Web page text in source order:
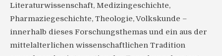
Literaturwissenschaft, Medizingeschichte,
Pharmaziegeschichte, Theologie, Volkskunde –
innerhalb dieses Forschungsthemas und ein aus der
mittelalterlichen wissenschaftlichen Tradition